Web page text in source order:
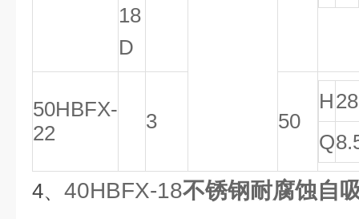
18
D
50HBFX-
22
3 50
H28
Q
4、 40HBFX-18不锈钢耐腐蚀自